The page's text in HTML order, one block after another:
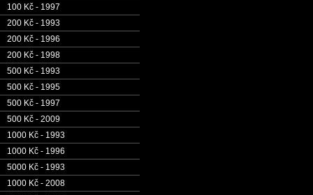
100 Kč - 1997
200 Kč - 1993
200 Kč - 1996
200 Kč - 1998
500 Kč - 1993
500 Kč - 1995
500 Kč - 1997
500 Kč - 2009
1000 Kč - 1993
1000 Kč - 1996
5000 Kč - 1993
1000 Kč - 2008